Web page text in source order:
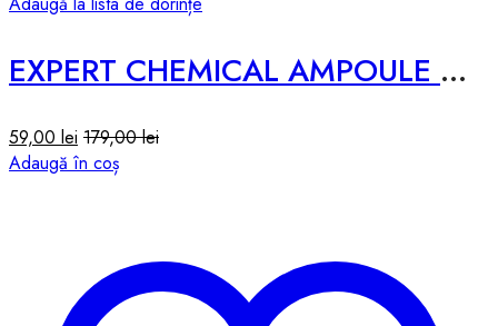
EXPERT CHEMICAL AMPOULE – 50ML #NIARBUTIN
59,00 lei 179,00lei
Adaugă în coș